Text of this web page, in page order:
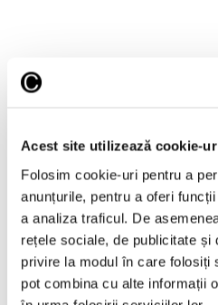
Acest site utilizează cookie-
Folosim cookie-uri pentru a
anunțurile, pentru a oferi
a analiza traficul. De
rețele sociale, de publicitate și
privire la modul în care folosiți
pot combina cu alte informații
Picasso vândut la
16 Iulie 2026